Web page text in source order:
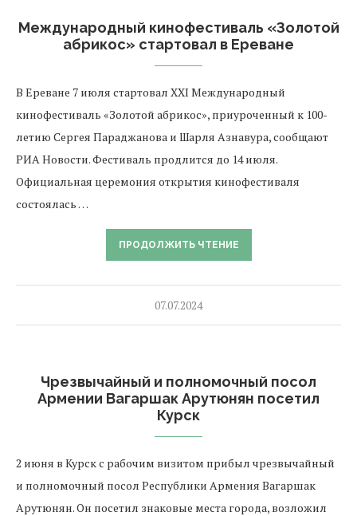
Международный кинофестиваль «Золотой
абрикос» стартовал в Ереване
В Ереване 7 июля стартовал XXI Международный
кинофестиваль «Золотой абрикос», приуроченный к 100-
летию Сергея Параджанова и Шарля Азнавура, сообщают
РИА Новости. Фестиваль продлится до 14 июля.
Официальная церемония открытия кинофестиваля
состоялась …
ПРОДОЛЖИТЬ ЧТЕНИЕ
07.07.2024
Чрезвычайный и полномочный посол
Армении Вагаршак Арутюнян посетил
Курск
2 июня в Курск с рабочим визитом прибыл чрезвычайный
и полномочный посол Республики Армения Вагаршак
Арутюнян. Он посетил знаковые места города, возложил